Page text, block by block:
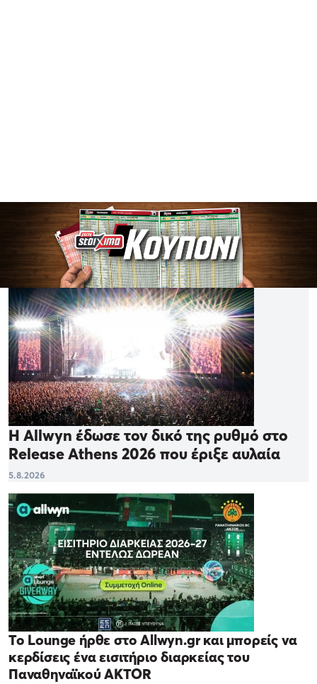
Η Allwyn έδωσε τον δικό της ρυθμό στο
Release Athens 2026 που έριξε αυλαία
5.8.2026
Το Lounge ήρθε στο Allwyn.gr και μπορείς να
κερδίσεις ένα εισιτήριο διαρκείας του
Παναθηναϊκού AKTOR